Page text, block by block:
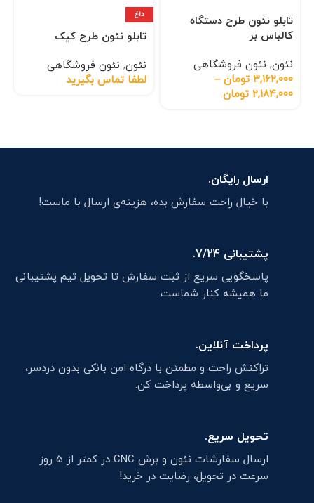
تابلو نئون طرح دستگاه
کالباس بر
نئون, نئون فروشگاهی
3,162,000 تومان –
2,184,000 تومان
داغ
تابلو نئون طرح کیک
نئون, نئون فروشگاهی
لطفا تماس بگیرید
ارسال رایگان.
با خیال راحت سفارش بده، هزینه‌ی ارسال با ماست!
پشتیبانی 7/24.
پاسخگویی سریع از ثبت سفارش تا تحویل تیم پشتیبانی
ما همیشه کنار شماست.
پرداخت آنلاین.
تراکنش راحت و مطمئن با درگاه امن بانکی بدون دردسر،
سریع و بی‌واسطه پرداخت کن.
تحویل سریع.
ارسال سفارشات نئون و برش CNC در کمتر از 5 روز
سرعت در تحویل، رضایت در خرید!